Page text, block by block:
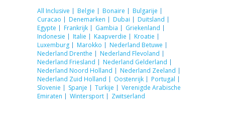
All Inclusive Belgie Bonaire
Bulgarije
Curacao
Denemarken Dubai
Duitsland
Egypte
Frankrijk Gambia
Griekenland
Indonesie
Italie Kaapverdie
Kroatie
Luxemburg
Marokko
Nederland Betuwe
Nederland Drenthe
Nederland Flevoland
Nederland Friesland
Nederland Gelderland
Nederland Noord Holland
Nederland Zeeland
Nederland Zuid Holland
Oostenrijk
Portugal
Slovenie
Spanje Turkije
Verenigde Arabische
Emiraten
Wintersport Zwitserland